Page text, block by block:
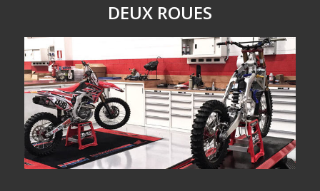
DEUX ROUES